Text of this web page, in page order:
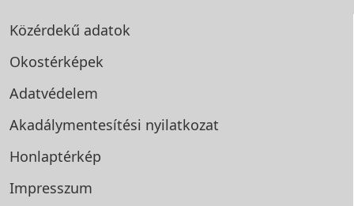
Közérdekű adatok
Okostérképek
Adatvédelem
Akadálymentesítési nyilatkozat
Honlaptérkép
Impresszum